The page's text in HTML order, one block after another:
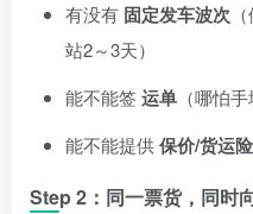
有没有 固定发车波次
站2～3天）
能不能签运单 （哪怕
能不能提供保价/货运
Step 2：同一票货，同时